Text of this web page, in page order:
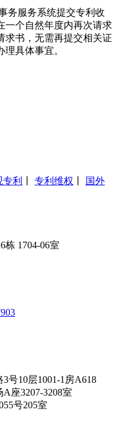
务服务系统提交专利收
一个自然年度内再次请求
求书，无需再提交相关证
具体事宜。
利 专利维权
国外
栋 1704-06室
号10层1001-1房A618
座3207-3208室
号205室